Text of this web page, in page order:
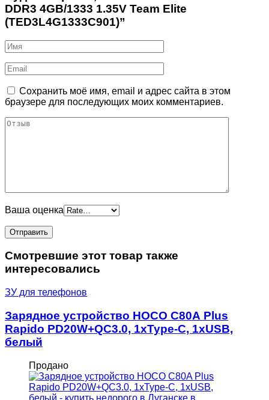
DDR3 4GB/1333 1.35V Team Elite
(TED3L4G1333C901)”
Сохранить моё имя, email и адрес сайта в этом
браузере для последующих моих комментариев.
Ваша оценка
Смотревшие этот товар также
интересовались
ЗУ для телефонов
Зарядное устройство HOCO C80A Plus
Rapido PD20W+QC3.0, 1xType-C, 1xUSB,
белый
Продано